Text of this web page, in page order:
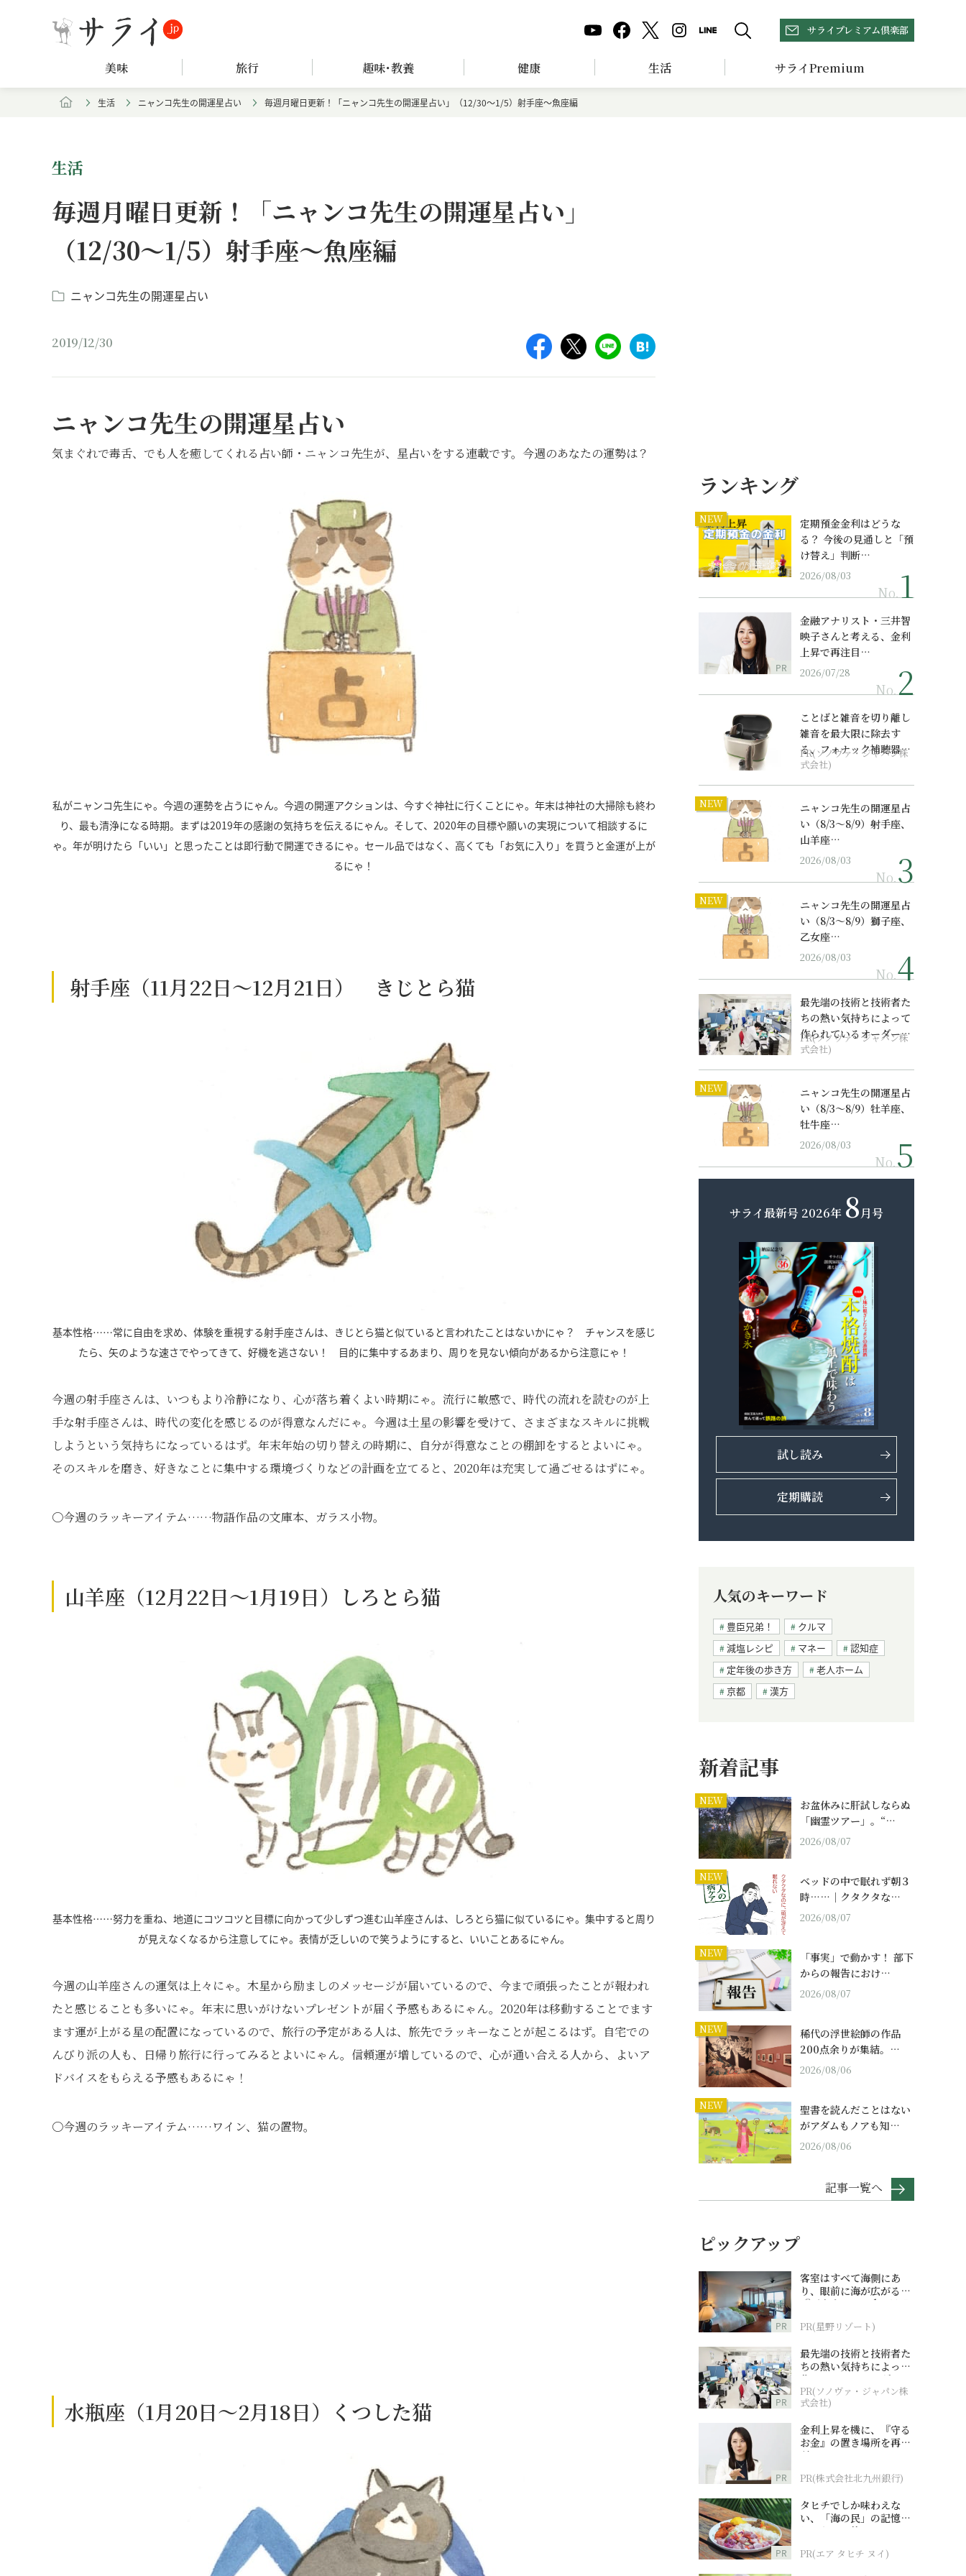
サライプレミアム倶楽部
美味 旅行 趣味･教養 健康 生活 サライPremium
生活 ニャンコ先生の開運星占い 毎週月曜日更新！「ニャンコ先生の開運星占い」（12/30～1/5）射手座～魚座編
生活
毎週月曜日更新！「ニャンコ先生の開運星占い」
（12/30～1/5）射手座～魚座編
ニャンコ先生の開運星占い
2019/12/30
ニャンコ先生の開運星占い
気まぐれで毒舌、でも人を癒してくれる占い師・ニャンコ先生が、星占いをする連載です。今週のあなたの運勢は？
私がニャンコ先生にゃ。今週の運勢を占うにゃん。今週の開運アクションは、今すぐ神社に行くことにゃ。年末は神社の大掃除も終わ
り、最も清浄になる時期。まずは2019年の感謝の気持ちを伝えるにゃん。そして、2020年の目標や願いの実現について相談するに
ゃ。年が明けたら「いい」と思ったことは即行動で開運できるにゃ。セール品ではなく、高くても「お気に入り」を買うと金運が上が
るにゃ！
射手座（11月22日～12月21日） きじとら猫
基本性格……常に自由を求め、体験を重視する射手座さんは、きじとら猫と似ていると言われたことはないかにゃ？ チャンスを感じ
たら、矢のような速さでやってきて、好機を逃さない！ 目的に集中するあまり、周りを見ない傾向があるから注意にゃ！
今週の射手座さんは、いつもより冷静になり、心が落ち着くよい時期にゃ。流行に敏感で、時代の流れを読むのが上
手な射手座さんは、時代の変化を感じるのが得意なんだにゃ。今週は土星の影響を受けて、さまざまなスキルに挑戦
しようという気持ちになっているはず。年末年始の切り替えの時期に、自分が得意なことの棚卸をするとよいにゃ。
そのスキルを磨き、好きなことに集中する環境づくりなどの計画を立てると、2020年は充実して過ごせるはずにゃ。
〇今週のラッキーアイテム……物語作品の文庫本、ガラス小物。
山羊座（12月22日～1月19日）しろとら猫
基本性格……努力を重ね、地道にコツコツと目標に向かって少しずつ進む山羊座さんは、しろとら猫に似ているにゃ。集中すると周り
が見えなくなるから注意してにゃ。表情が乏しいので笑うようにすると、いいことあるにゃん。
今週の山羊座さんの運気は上々にゃ。木星から励ましのメッセージが届いているので、今まで頑張ったことが報われ
たと感じることも多いにゃ。年末に思いがけないプレゼントが届く予感もあるにゃん。2020年は移動することでます
ます運が上がる星の配置になっているので、旅行の予定がある人は、旅先でラッキーなことが起こるはず。自宅での
んびり派の人も、日帰り旅行に行ってみるとよいにゃん。信頼運が増しているので、心が通い合える人から、よいア
ドバイスをもらえる予感もあるにゃ！
〇今週のラッキーアイテム……ワイン、猫の置物。
水瓶座（1月20日～2月18日）くつした猫
ランキング
NEW
定期預金金利はどうな
る？ 今後の見通しと「預
け替え」判断…
2026/08/03
No.
PR
金融アナリスト・三井智
映子さんと考える、金利
上昇で再注目…
2026/07/28
No.
ことばと雑音を切り離し
雑音を最大限に除去す
る、フォナック補聴器の
最上位モデル
PR(ソノヴァ・ジャパン株
式会社)
NEW
ニャンコ先生の開運星占
い（8/3～8/9）射手座、
山羊座…
2026/08/03
No.
NEW
ニャンコ先生の開運星占
い（8/3～8/9）獅子座、
乙女座…
2026/08/03
No.
最先端の技術と技術者た
ちの熱い気持ちによって
作られているオーダーメ
イド補聴器
PR(ソノヴァ・ジャパン株
式会社)
NEW
ニャンコ先生の開運星占
い（8/3～8/9）牡羊座、
牡牛座…
2026/08/03
No.
サライ最新号 2026年 8月号
試し読み
定期購読
人気のキーワード
豊臣兄弟！
クルマ
減塩レシピ
マネー
認知症
定年後の歩き方
老人ホーム
京都
漢方
新着記事
NEW
お盆休みに肝試しならぬ
「幽霊ツアー」。“…
2026/08/07
NEW
ベッドの中で眠れず朝３
時……｜クタクタな…
2026/08/07
NEW
「事実」で動かす！ 部下
からの報告におけ…
2026/08/07
NEW
稀代の浮世絵師の作品
200点余りが集結。…
2026/08/06
NEW
聖書を読んだことはない
がアダムもノアも知…
2026/08/06
記事一覧へ
ピックアップ
PR
客室はすべて海側にあ
り、眼前に海が広がる
『西表島ホテル by 星野
PR(星野リゾート)
PR
最先端の技術と技術者た
ちの熱い気持ちによって
作られているオーダーメ
イド補聴器
PR(ソノヴァ・ジャパン株
式会社)
PR
金利上昇を機に、『守る
お金』の置き場所を再検
討
PR(株式会社北九州銀行)
PR
タヒチでしか味わえな
い、「海の民」の記憶へ
とつながる旅
PR(エア タヒチ ヌイ)